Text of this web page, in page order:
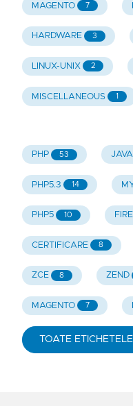
MAGENTO 7
HARDWARE 3
LINUX-UNIX 2
MISCELLANEOUS 1
PHP 53
PHP5.3 14
PHP5 10
CERTIFICARE 8
ZCE 8 ZEND
MAGENTO 7
TOATE ETICHETELE